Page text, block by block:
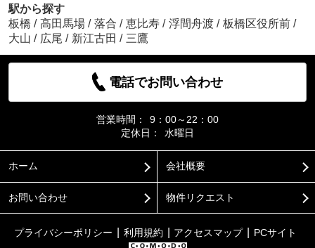
駅から探す
板橋 / 高田馬場 / 落合 / 恵比寿 / 浮間舟渡 / 板橋区役所前 /
大山 / 広尾 / 新江古田 / 三鷹
電話でお問い合わせ
営業時間：
9：00～22：00
定休日：
水曜日
ホーム 会社概要
お問い合わせ 物件リクエスト
プライバシーポリシー 利用規約 アクセスマップ PCサイト